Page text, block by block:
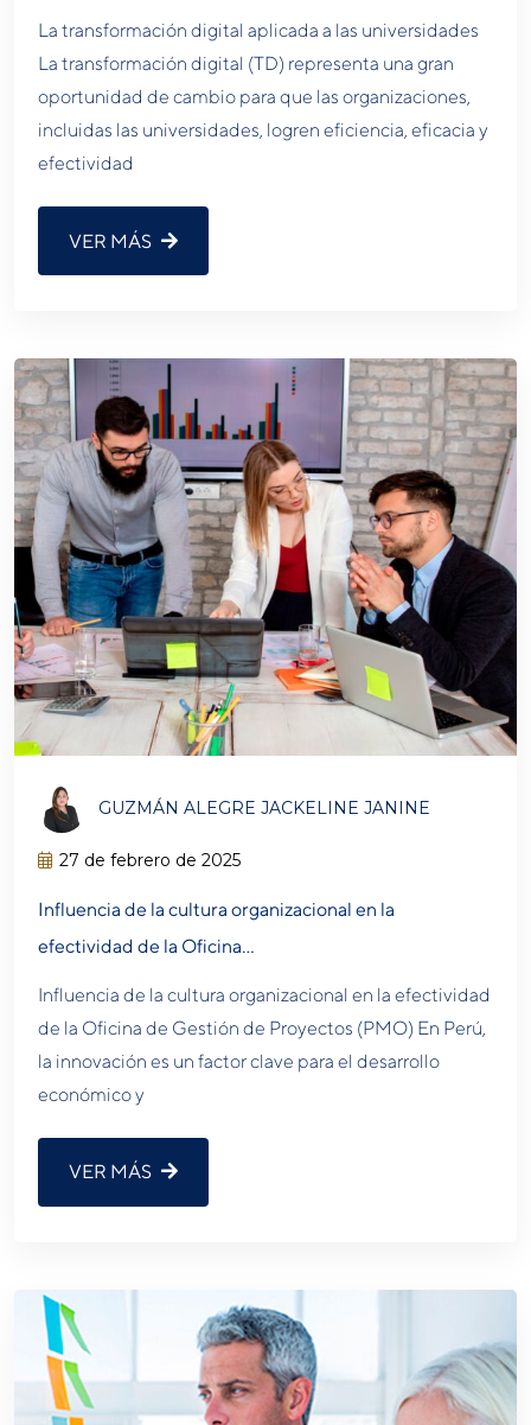
La transformación digital aplicada a las universidades
La transformación digital (TD) representa una gran
oportunidad de cambio para que las organizaciones,
incluidas las universidades, logren eficiencia, eficacia y
efectividad
VER MÁS
GUZMÁN ALEGRE JACKELINE JANINE
27 de febrero de 2025
Influencia de la cultura organizacional en la
efectividad de la Oficina…
Influencia de la cultura organizacional en la efectividad
de la Oficina de Gestión de Proyectos (PMO) En Perú,
la innovación es un factor clave para el desarrollo
económico y
VER MÁS